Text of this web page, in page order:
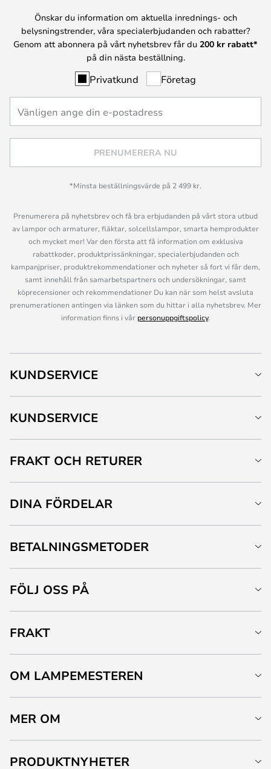
Önskar du information om aktuella inrednings- och
belysningstrender, våra specialerbjudanden och rabatter?
Genom att abonnera på vårt nyhetsbrev får du 200 kr rabatt*
på din nästa beställning.
Privatkund Företag
PRENUMERERA NU
*Minsta beställningsvärde på 2 499 kr.
Prenumerera på nyhetsbrev och få bra erbjudanden på vårt stora utbud
av lampor och armaturer, fläktar, solcellslampor, smarta hemprodukter
och mycket mer! Var den första att få information om exklusiva
rabattkoder, produktprissänkningar, specialerbjudanden och
kampanjpriser, produktrekommendationer och nyheter så fort vi får dem,
samt innehåll från samarbetspartners och undersökningar, samt
köprecensioner och rekommendationer Du kan när som helst avsluta
prenumerationen antingen via länken som du hittar i alla nyhetsbrev. Mer
information finns i vår personuppgiftspolicy.
KUNDSERVICE
KUNDSERVICE
FRAKT OCH RETURER
DINA FÖRDELAR
BETALNINGSMETODER
FÖLJ OSS PÅ
FRAKT
OM LAMPEMESTEREN
MER OM
PRODUKTNYHETER